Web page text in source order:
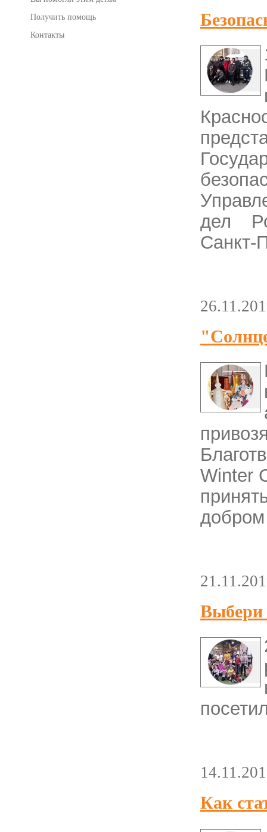
Получить помощь
Контакты
дел
Санкт-
Winter
Выбери
Как